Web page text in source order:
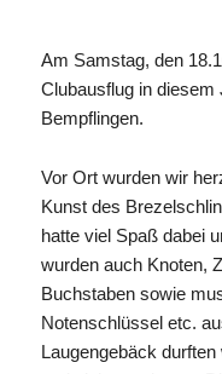
Am Samstag, den
Clubausflug in
Bempflingen.
Vor Ort wurden wir
Kunst des
hatte viel Spaß dabei
wurden auch Knoten,
Buchstaben sowie
Notenschlüssel etc.
Laugengebäck